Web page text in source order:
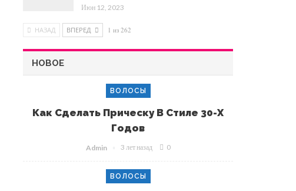
Июн 12, 2023
НАЗАД ВПЕРЕД 1 из 262
НОВОЕ
ВОЛОСЫ
Как Сделать Прическу В Стиле 30-Х
Годов
Admin 3 лет назад 0
ВОЛОСЫ